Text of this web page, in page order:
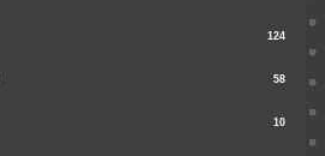
124
58
10